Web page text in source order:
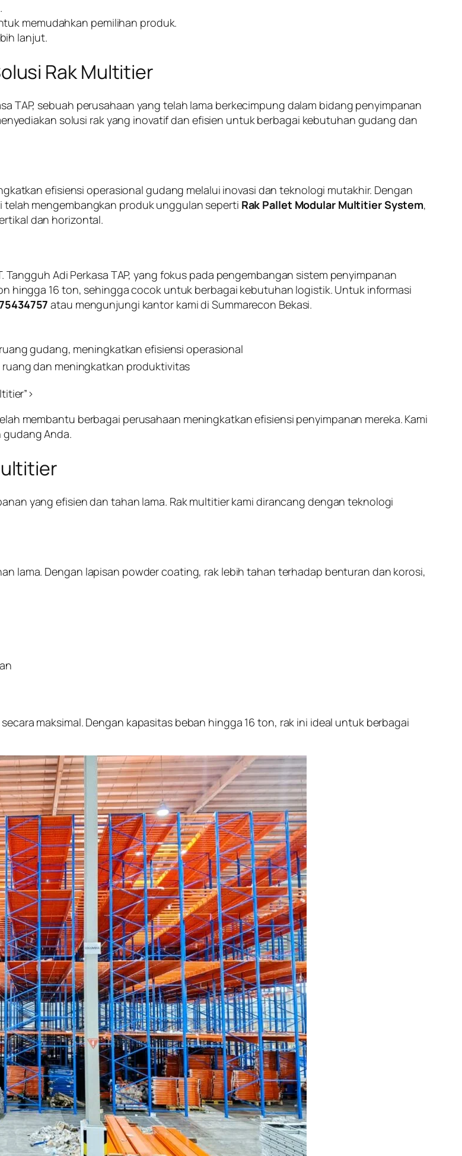
memudahkan pemilihan produk.
lanjut.
Rak Multitier
TAP, sebuah perusahaan yang telah lama berkecimpung dalam bidang penyimpanan
solusi rak yang inovatif dan efisien untuk berbagai kebutuhan gudang dan
efisiensi operasional gudang melalui inovasi dan teknologi mutakhir. Dengan
mengembangkan produk unggulan seperti Rak Pallet Modular Multitier System,
dan horizontal.
Adi Perkasa TAP, yang fokus pada pengembangan sistem penyimpanan
hingga 16 ton, sehingga cocok untuk berbagai kebutuhan logistik. Untuk informasi
atau mengunjungi kantor kami di Summarecon Bekasi.
gudang, meningkatkan efisiensi operasional
dan meningkatkan produktivitas
membantu berbagai perusahaan meningkatkan efisiensi penyimpanan mereka. Kami
Anda.
yang efisien dan tahan lama. Rak multitier kami dirancang dengan teknologi
lama. Dengan lapisan powder coating, rak lebih tahan terhadap benturan dan korosi,
maksimal. Dengan kapasitas beban hingga 16 ton, rak ini ideal untuk berbagai